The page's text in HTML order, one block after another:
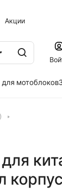
Акции
для мотоблоков